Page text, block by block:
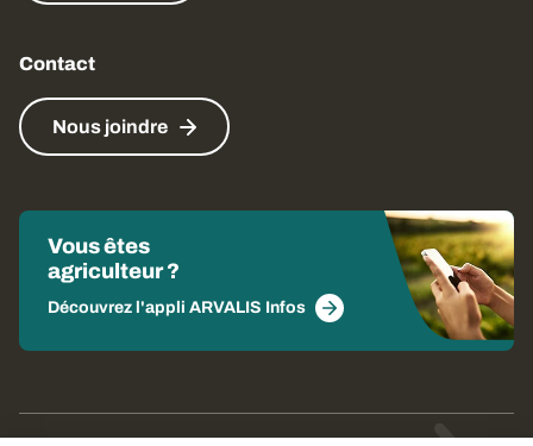
Contact
Nous joindre
Vous êtes
agriculteur ?
Découvrez l'appli ARVALIS Infos